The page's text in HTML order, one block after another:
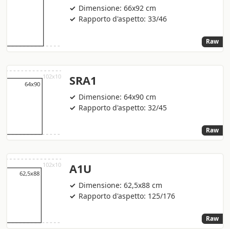
Dimensione: 66x92 cm
Rapporto d'aspetto: 33/46
Raw
SRA1
Dimensione: 64x90 cm
Rapporto d'aspetto: 32/45
Raw
A1U
Dimensione: 62,5x88 cm
Rapporto d'aspetto: 125/176
Raw